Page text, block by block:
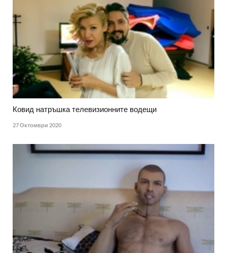
Ковид натръшка телевизионните водещи
27 Октомври 2020